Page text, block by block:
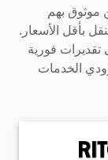
بهم
بأقل الأسعار.
فورية
الخدمات